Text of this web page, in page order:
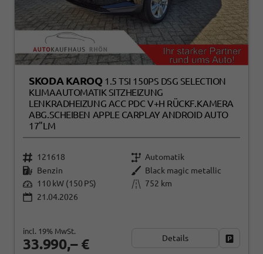
SKODA KAROQ 1.5 TSI 150PS DSG SELECTION
KLIMAAUTOMATIK SITZHEIZUNG
LENKRADHEIZUNG ACC PDC V+H RÜCKF.KAMERA
ABG.SCHEIBEN APPLE CARPLAY ANDROID AUTO
17"LM
121618
Automatik
Benzin
Black magic metallic
110 kW (150 PS)
752 km
21.04.2026
33.990,– €
incl. 19% MwSt.
Details